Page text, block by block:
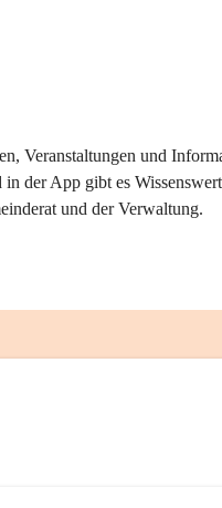
Veranstaltungen und
der App gibt es
und der Verwaltung.